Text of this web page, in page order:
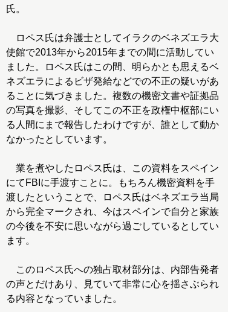
氏。
ロペス氏は弁護士としてイラクのベネズエラ大
使館で2013年から2015年までの間に活動してい
ました。ロペス氏はこの間、明らかとも思えるベ
ネズエラによるビザ発給などでの不正の疑いがあ
ることに気づきました。複数の機密文書や証拠品
の写真を撮影、そしてこの不正を政権中枢部にい
る人間にまで報告したわけですが、誰として動か
なかったとしています。
業を煮やしたロペス氏は、この資料をスペイン
にてFBIに手渡すことに。もちろん機密資料を手
渡したということで、ロペス氏はベネズエラ当局
から完全マークされ、今はスペインで自分と家族
の今後を不安に思いながら過ごしているとしてい
ます。
このロペス氏への独占取材部分は、内部告発者
の声とだけあり、見ていて非常に心を揺さぶられ
る内容となっていました。